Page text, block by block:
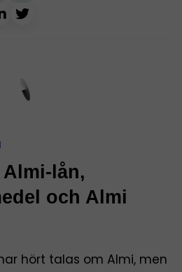
lån,
och Almi
hört talas om Almi, men